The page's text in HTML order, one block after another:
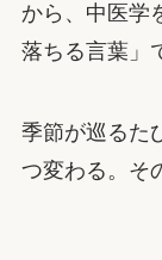
から、中医学
落ちる言葉」
季節が巡るた
つ変わる。そ